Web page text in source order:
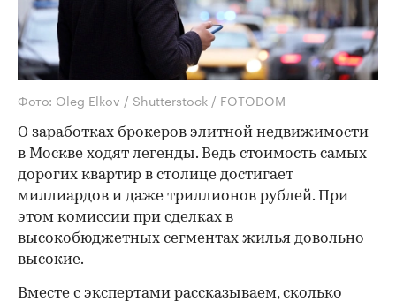
Фото: Oleg Elkov / Shutterstock / FOTODOM
О заработках брокеров элитной недвижимости
в Москве ходят легенды. Ведь стоимость самых
дорогих квартир в столице достигает
миллиардов и даже триллионов рублей. При
этом комиссии при сделках в
высокобюджетных сегментах жилья довольно
высокие.
Вместе с экспертами рассказываем, сколько